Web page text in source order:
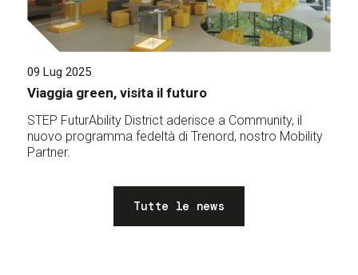
09 Lug 2025
Viaggia green, visita il futuro
STEP FuturAbility District aderisce a Community, il
nuovo programma fedeltà di Trenord, nostro Mobility
Partner.
Tutte le news